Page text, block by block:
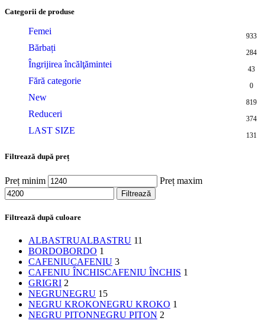
Categorii de produse
Femei 933
Bărbați 284
Îngrijirea încălţămintei 43
Fără categorie 0
New 819
Reduceri 374
LAST SIZE 131
Filtrează după preț
Preț minim Preț maxim
Filtrează
Filtrează după culoare
ALBASTRUALBASTRU 11
BORDOBORDO 1
CAFENIUCAFENIU 3
CAFENIU ÎNCHISCAFENIU ÎNCHIS 1
GRIGRI 2
NEGRUNEGRU 15
NEGRU KROKONEGRU KROKO 1
NEGRU PITONNEGRU PITON 2